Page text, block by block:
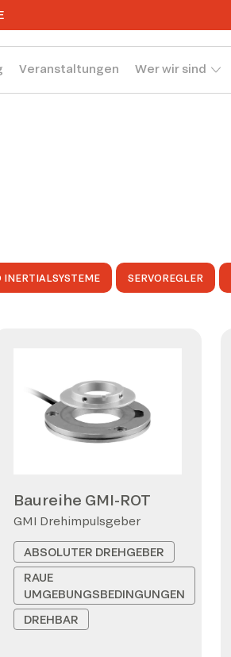
Veranstaltungen Wer wir sind
INERTIALSYSTEME SERVOREGLER
Baureihe GMI-ROT
GMI Drehimpulsgeber
ABSOLUTER DREHGEBER
RAUE
UMGEBUNGSBEDINGUNGEN
DREHBAR